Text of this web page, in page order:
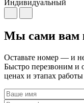
Индивидуальный
Мы сами вам
Оставьте номер — и
Быстро перезвоним и
ценах и этапах работы